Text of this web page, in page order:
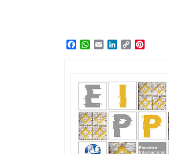
Facebook
WhatsApp
EmailLinkedIn
Copy